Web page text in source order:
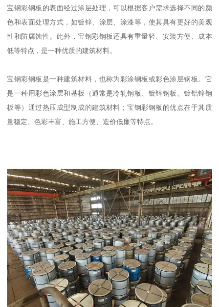
宝钢彩钢板的表面经过涂层处理，可以根据客户需求选择不同的颜
色和表面处理方式，如镀锌、涂层、涂漆等，使其具有更好的美观
性和防腐蚀性。此外，宝钢彩钢板还具有重量轻、安装方便、成本
低等特点，是一种优质的建筑材料。
宝钢彩钢板是一种建筑材料，也称为彩涂钢板或彩色涂层钢板。它
是一种用彩色涂层和基板（通常是冷轧钢板、镀锌钢板、镀铝锌钢
板等）通过热压成型制成的建筑材料；宝钢彩钢板的优点在于其质
量稳定、色彩丰富、施工方便、造价低廉等特点。